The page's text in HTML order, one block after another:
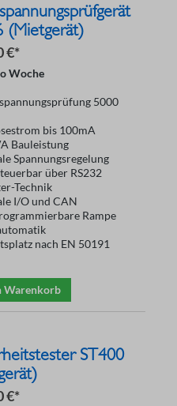
(Mietgerät)
€*
Woche
5000
bis 100mA
Bauleistung
Spannungsregelung
über RS232
Technik
I/O und CAN
Rampe
nach EN 50191
Warenkorb
ST400
€*